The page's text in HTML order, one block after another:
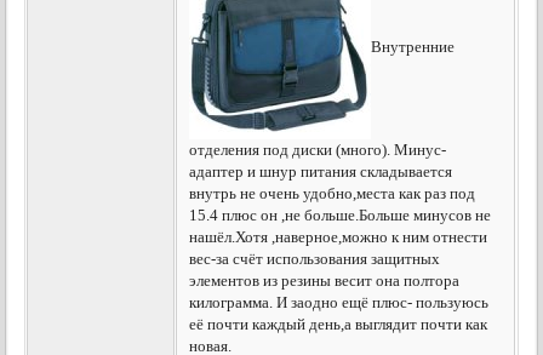
Внутренние
отделения под диски (много). Минус-
адаптер и шнур питания складывается
внутрь не очень удобно,места как раз под
15.4 плюс он ,не больше.Больше минусов не
нашёл.Хотя ,наверное,можно к ним отнести
вес-за счёт использования защитных
элементов из резины весит она полтора
килограмма. И заодно ещё плюс- пользуюсь
её почти каждый день,а выглядит почти как
новая.